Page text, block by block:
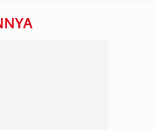
with LED Light